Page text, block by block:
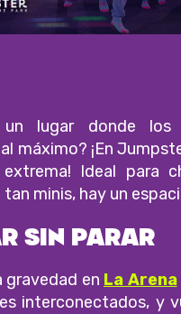
un lugar donde los
máximo? ¡En
Ideal para
tan minis, hay un
SIN PARAR
gravedad en La Arena
interconectados, y